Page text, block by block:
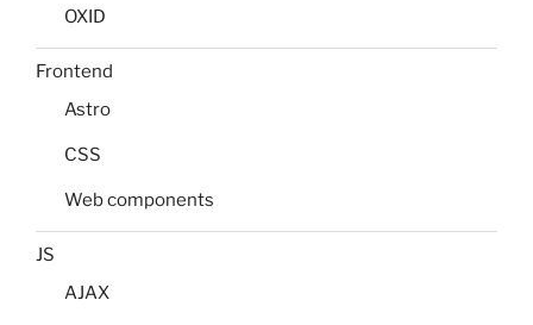
OXID
Frontend
Astro
CSS
Web components
JS
AJAX